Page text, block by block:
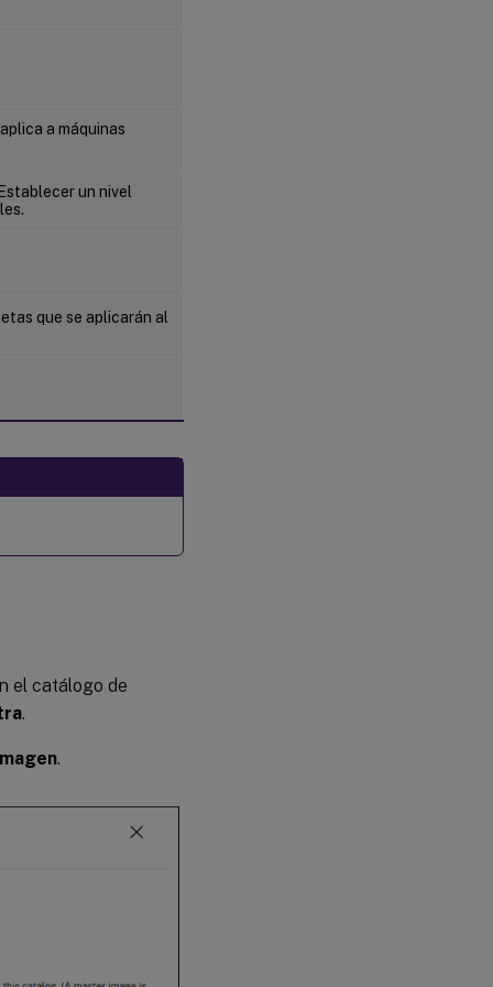
a máquinas
un nivel
que se aplicarán al
el catálogo de
.
.